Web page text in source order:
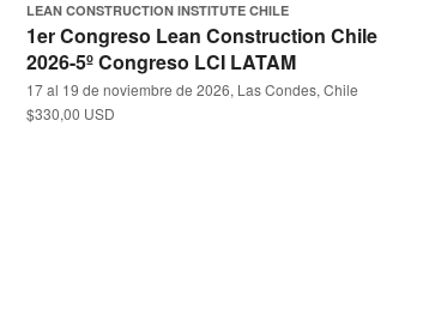
LEAN CONSTRUCTION INSTITUTE CHILE
1er Congreso Lean Construction Chile
2026-5º Congreso LCI LATAM
17 al 19 de noviembre de 2026, Las Condes, Chile
$330,00 USD